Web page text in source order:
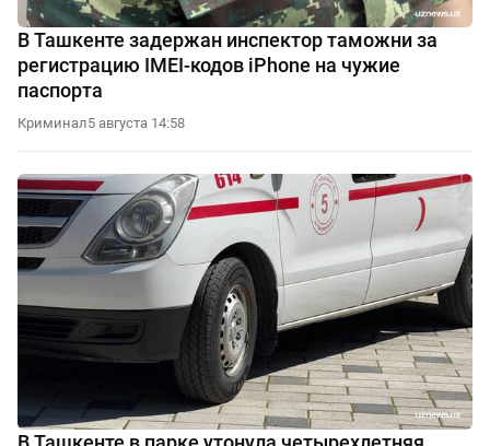
В Ташкенте задержан инспектор таможни за
регистрацию IMEI-кодов iPhone на чужие
паспорта
Криминал5 августа 14:58